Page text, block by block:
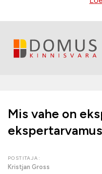
Mis vahe on
POSTITAJA:
Kristjan Gross